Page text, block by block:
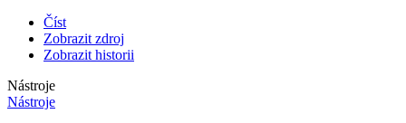
Číst
Zobrazit zdroj
Zobrazit historii
Nástroje
Nástroje